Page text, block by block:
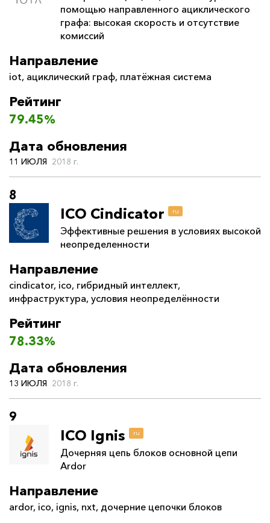
помощью направленного ациклического
графа: высокая скорость и отсутствие
комиссий
Направление
iot, ациклический граф, платёжная система
Рейтинг
79.45%
Дата обновления
11 ИЮЛЯ 2018 г.
8
ICO Cindicator ru
Эффективные решения в условиях высокой
неопределенности
Направление
cindicator, ico, гибридный интеллект,
инфраструктура, условия неопределённости
Рейтинг
78.33%
Дата обновления
13 ИЮЛЯ 2018 г.
9
ICO Ignis ru
Дочерняя цепь блоков основной цепи
Ardor
Направление
ardor, ico, ignis, nxt, дочерние цепочки блоков